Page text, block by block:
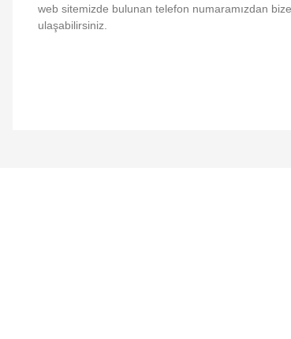
web sitemizde bulunan telefon numaramızdan
ulaşabilirsiniz.